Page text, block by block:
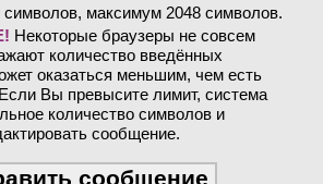
максимум 2048 символов.
Некоторые браузеры не совсем
количество введённых
оказаться меньшим, чем есть
Вы превысите лимит, система
количество символов и
сообщение.